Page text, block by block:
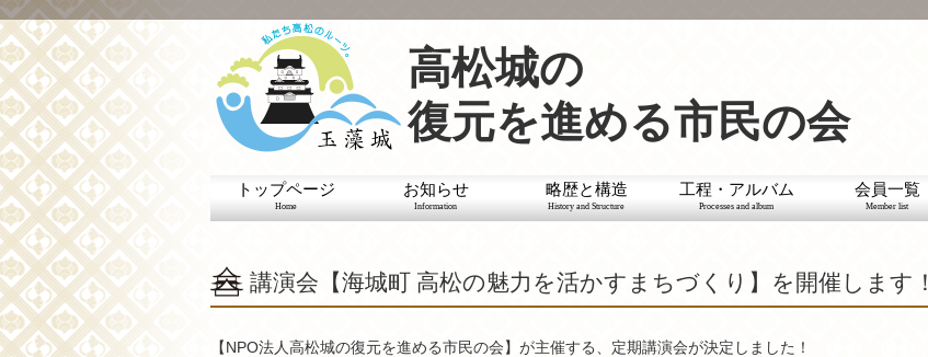
高松城の
復元を進める市民の会
トップページ
Home
お知らせ
Information
略歴と構造
History and Structure
工程・アルバム
Processes and album
会員一覧
Member list
講演会【海城町 高松の魅力を活かすまちづくり】を開催します！
【NPO法人高松城の復元を進める市民の会】が主催する、定期講演会が決定しました！